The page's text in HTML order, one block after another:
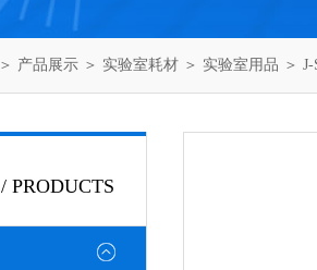
＞ 产品展示 ＞ 实验室耗材 ＞ 实验室用品 ＞
/ PRODUCTS